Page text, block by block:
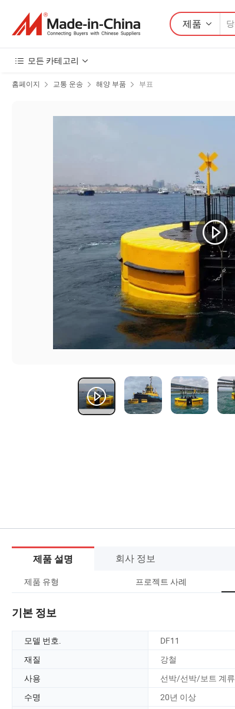
제품
모든 카테고리
홈페이지 교통 운송 해양 부품 부표
제품 설명 회사 정보
제품 유형 프로젝트 사례
기본 정보
모델 번호. DF11
재질
강철
사용
선박/선박/보트 계류
수명
20년 이상